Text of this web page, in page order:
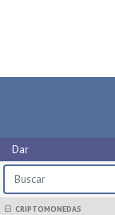
Dar
CRIPTOMONEDAS